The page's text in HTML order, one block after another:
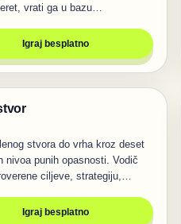
vrati ga u bazu…
Igraj besplatno
stvora do vrha kroz deset
nivoa punih opasnosti. Vodič
ciljeve, strategiju,…
Igraj besplatno